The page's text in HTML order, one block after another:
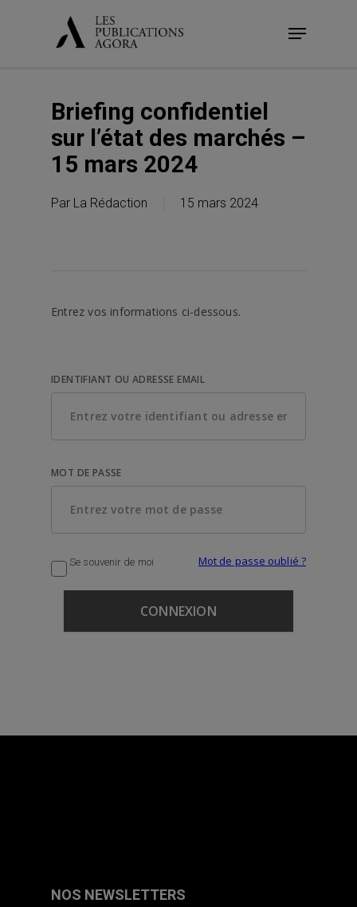
Menu
Briefing confidentiel
sur l’état des marchés –
15 mars 2024
Par La Rédaction 15 mars 2024
Entrez vos informations ci-dessous.
IDENTIFIANT OU ADRESSE EMAIL
MOT DE PASSE
Se souvenir de moi Mot de passe oublié ?
NOS NEWSLETTERS